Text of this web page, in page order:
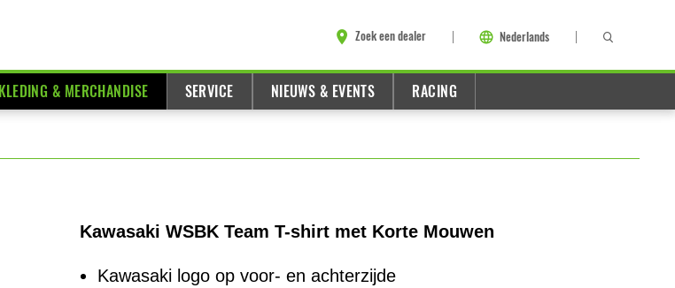
Zoek een dealer Nederlands
KLEDING & MERCHANDISE SERVICE NIEUWS & EVENTS RACING
Kawasaki WSBK Team T-shirt met Korte Mouwen
Kawasaki logo op voor- en achterzijde